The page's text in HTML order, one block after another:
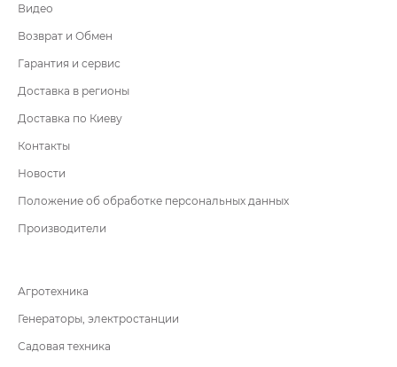
Видео
Возврат и Обмен
Гарантия и сервис
Доставка в регионы
Доставка по Киеву
Контакты
Новости
Положение об обработке персональных данных
Производители
Агротехника
Генераторы, электростанции
Садовая техника